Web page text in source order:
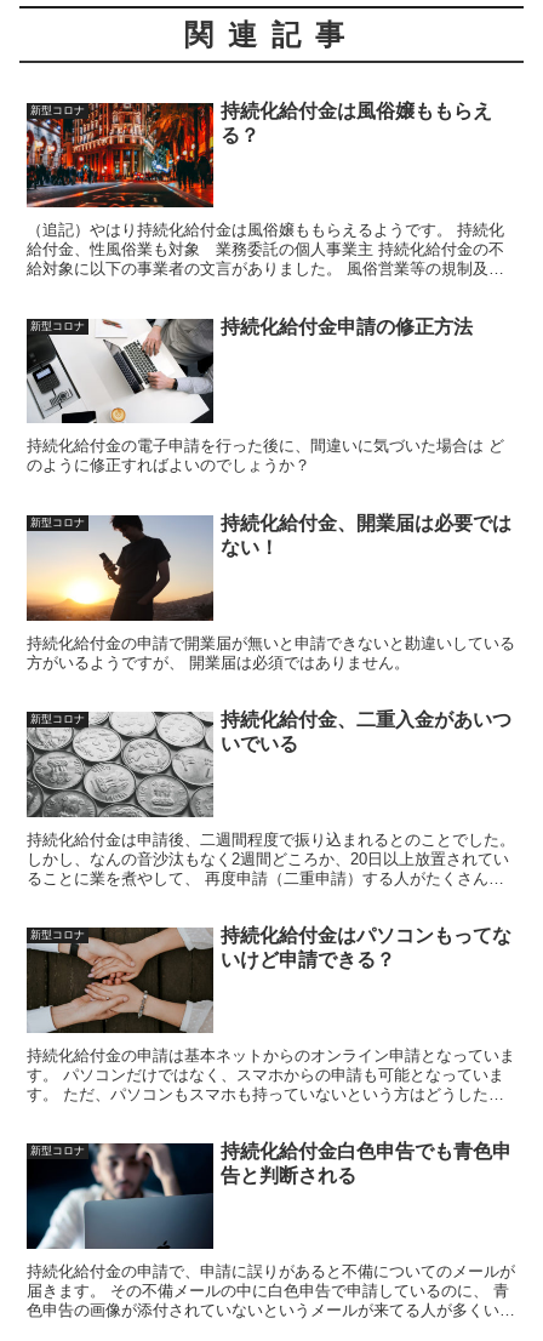
関連記事
新型コロナ
持続化給付金は風俗嬢ももらえ
る？
（追記）やはり持続化給付金は風俗嬢ももらえるようです。 持続化
給付金、性風俗業も対象 業務委託の個人事業主 持続化給付金の不
給対象に以下の事業者の文言がありました。 風俗営業等の規制及び
新型コロナ 持続化給付金申請の修正方法
持続化給付金の電子申請を行った後に、間違いに気づいた場合は ど
のように修正すればよいのでしょうか？
新型コロナ
持続化給付金、開業届は必要では
ない！
持続化給付金の申請で開業届が無いと申請できないと勘違いしている
方がいるようですが、 開業届は必須ではありません。
新型コロナ
持続化給付金、二重入金があいつ
いでいる
持続化給付金は申請後、二週間程度で振り込まれるとのことでした。
しかし、なんの音沙汰もなく2週間どころか、20日以上放置されてい
ることに業を煮やして、 再度申請（二重申請）する人がたくさんで
新型コロナ
持続化給付金はパソコンもってな
いけど申請できる？
持続化給付金の申請は基本ネットからのオンライン申請となっていま
す。 パソコンだけではなく、スマホからの申請も可能となっていま
す。 ただ、パソコンもスマホも持っていないという方はどうしたら
新型コロナ
持続化給付金白色申告でも青色申
告と判断される
持続化給付金の申請で、申請に誤りがあると不備についてのメールが
届きます。 その不備メールの中に白色申告で申請しているのに、 青
色申告の画像が添付されていないというメールが来てる人が多くいる